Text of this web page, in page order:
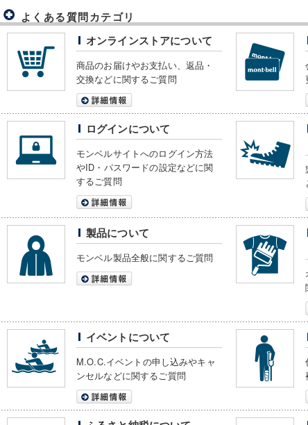
よくある質問カテゴリ
オンラインストアについて
商品のお届けやお支払い、返品・
交換などに関するご質問
ログインについて
モンベルサイトへのログイン方法
やID・パスワードの設定などに関
するご質問
製品について
モンベル製品全般に関するご質問
イベントについて
M.O.C.イベントの申し込みやキャ
ンセルなどに関するご質問